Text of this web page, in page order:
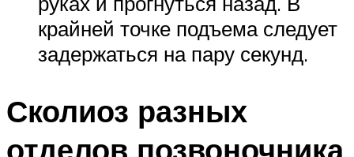
крайней точке подъема следует
задержаться на пару секунд.
Сколиоз разных